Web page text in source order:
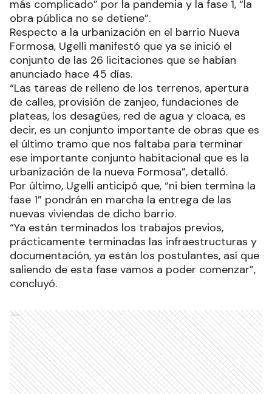
más complicado” por la pandemia y la fase 1, “la
obra pública no se detiene”.
Respecto a la urbanización en el barrio Nueva
Formosa, Ugelli manifestó que ya se inició el
conjunto de las 26 licitaciones que se habían
anunciado hace 45 días.
“Las tareas de relleno de los terrenos, apertura
de calles, provisión de zanjeo, fundaciones de
plateas, los desagües, red de agua y cloaca, es
decir, es un conjunto importante de obras que es
el último tramo que nos faltaba para terminar
ese importante conjunto habitacional que es la
urbanización de la nueva Formosa”, detalló.
Por último, Ugelli anticipó que, “ni bien termina la
fase 1” pondrán en marcha la entrega de las
nuevas viviendas de dicho barrio.
“Ya están terminados los trabajos previos,
prácticamente terminadas las infraestructuras y
documentación, ya están los postulantes, así que
saliendo de esta fase vamos a poder comenzar”,
concluyó.
Ads